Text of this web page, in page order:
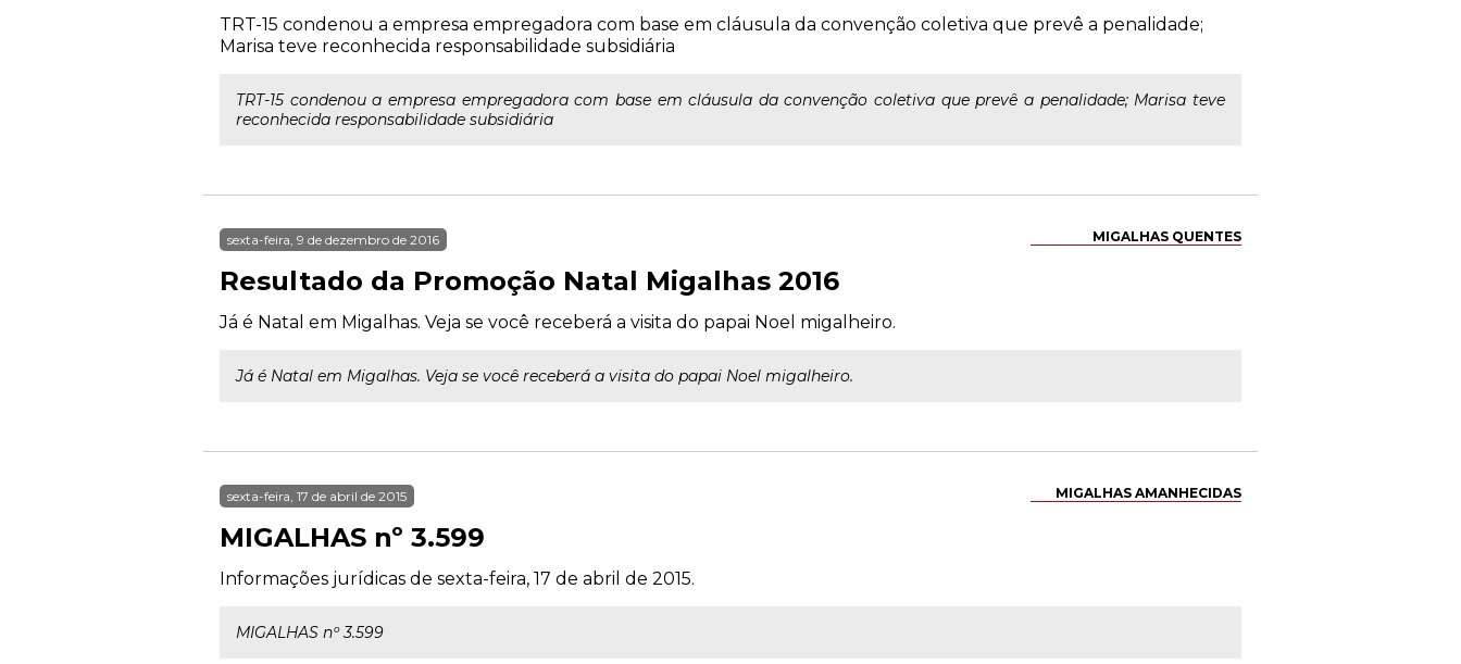
TRT-15 condenou a empresa empregadora com base em cláusula da convenção coletiva que prevê a penalidade;
Marisa teve reconhecida responsabilidade subsidiária
TRT-15 condenou a empresa empregadora com base em cláusula da convenção coletiva que prevê a penalidade; Marisa teve
reconhecida responsabilidade subsidiária
MIGALHAS QUENTES
sexta-feira, 9 de dezembro de 2016
Resultado da Promoção Natal Migalhas 2016
Já é Natal em Migalhas. Veja se você receberá a visita do papai Noel migalheiro.
Já é Natal em Migalhas. Veja se você receberá a visita do papai Noel migalheiro.
MIGALHAS AMANHECIDAS
sexta-feira, 17 de abril de 2015
MIGALHAS nº 3.599
Informações jurídicas de sexta-feira, 17 de abril de 2015.
MIGALHAS nº 3.599